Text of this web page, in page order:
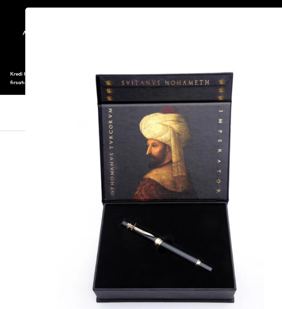
Kredi Kartı ile 12 aya varan taksitli alışveriş imkanı. Üstelik ilk 6 taksite %0 komisyon
fırsatı.
SAAT SAAT AKSESUARLARI TAKI VE MÜCEVHER